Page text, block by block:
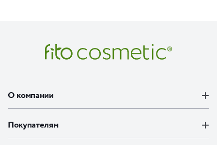
О компании
Покупателям